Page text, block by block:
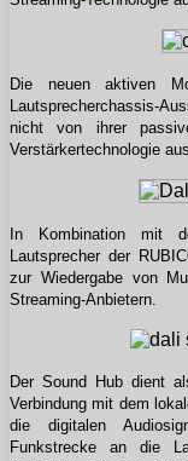
Die neuen aktiven
Lautsprecherchassis-
nicht von ihrer
Verstärkertechnologie
In Kombination mit
Lautsprecher der
zur Wiedergabe von
Streaming-Anbietern.
Der Sound Hub dient
Verbindung mit dem
die digitalen
Funkstrecke an die